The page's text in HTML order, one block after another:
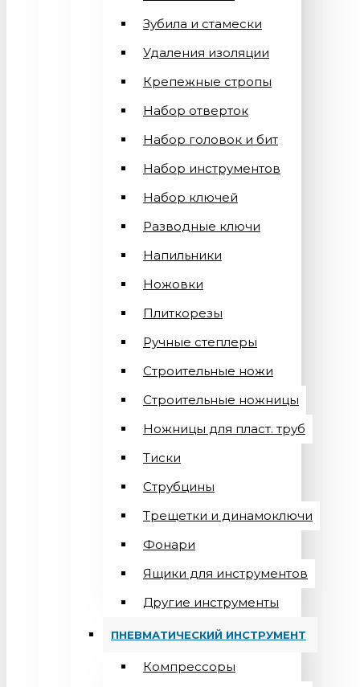
Зубила и стамески
Удаления изоляции
Крепежные стропы
Набор отверток
Набор головок и бит
Набор инструментов
Набор ключей
Разводные ключи
Напильники
Ножовки
Плиткорезы
Ручные степлеры
Строительные ножи
Строительные ножницы
Ножницы для пласт. труб
Тиски
Струбцины
Трещетки и динамоключи
Фонари
Ящики для инструментов
Другие инструменты
ПНЕВМАТИЧЕСКИЙ ИНСТРУМЕНТ
Компрессоры